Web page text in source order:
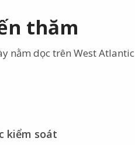
thăm
nằm dọc trên West Atlantic
kiểm soát